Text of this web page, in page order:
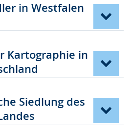
in Westfalen
Kartographie in
Siedlung des